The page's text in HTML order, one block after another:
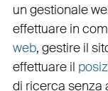
un gestionale
effettuare in
web, gestire il
effettuare il
di ricerca senza